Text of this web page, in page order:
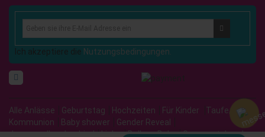
Ich akzeptiere die Nutzungsbedingungen.
Alle Anlässe Geburtstag Hochzeiten Für Kinder
Taufe/
Kommunion
Baby shower
Gender Reveal
Junggesellenabschied
Liebe Balloon Deko Grosse stehende